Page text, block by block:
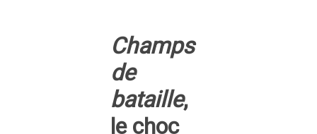
Champs
de
bataille,
le choc